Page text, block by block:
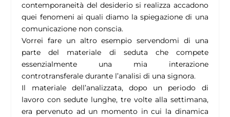
contemporaneità del desiderio si realizza accadono
quei fenomeni ai quali diamo la spiegazione di una
comunicazione non conscia.
Vorrei fare un altro esempio servendomi di una
parte del materiale di seduta che compete
essenzialmente una mia interazione
controtransferale durante l’analisi di una signora.
Il materiale dell’analizzata, dopo un periodo di
lavoro con sedute lunghe, tre volte alla settimana,
era pervenuto ad un momento in cui la dinamica